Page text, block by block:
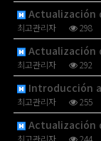
Actualización
최고관리자 298
Actualización
최고관리자 292
Introducción
최고관리자 255
Actualización